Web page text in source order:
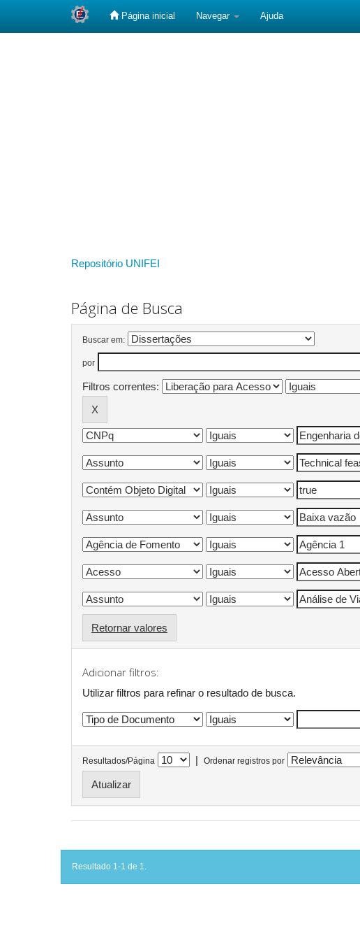
Página inicial Navegar Ajuda
Repositório UNIFEI
Página de Busca
Buscar em:
por
Filtros correntes:
Retornar valores
Adicionar filtros:
Utilizar filtros para refinar o resultado de busca.
Resultados/Página | Ordenar registros por
Resultado 1-1 de 1.